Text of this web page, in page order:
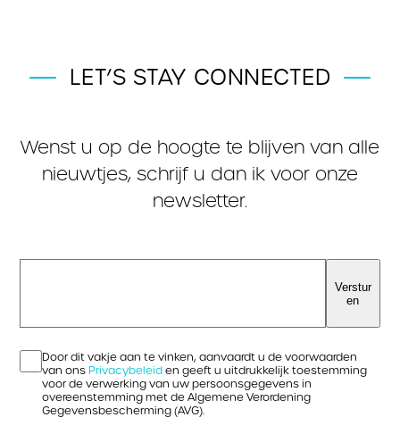
LET’S STAY CONNECTED
Wenst u op de hoogte te blijven van alle
nieuwtjes, schrijf u dan ik voor onze
newsletter.
Door dit vakje aan te vinken, aanvaardt u de voorwaarden
van ons Privacybeleid en geeft u uitdrukkelijk toestemming
voor de verwerking van uw persoonsgegevens in
overeenstemming met de Algemene Verordening
Gegevensbescherming (AVG).
Verstur
en